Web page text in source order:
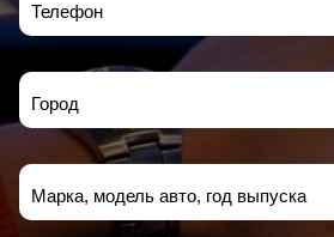
Телефон
Город
Марка, модель авто, год выпуска